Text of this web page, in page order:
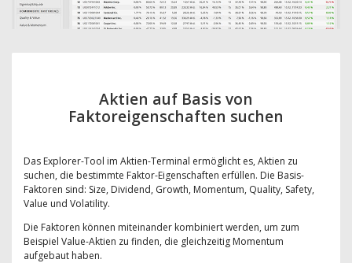
Aktien auf Basis von
Faktoreigenschaften suchen
Das Explorer-Tool im Aktien-Terminal ermöglicht es, Aktien zu
suchen, die bestimmte Faktor-Eigenschaften erfüllen. Die Basis-
Faktoren sind: Size, Dividend, Growth, Momentum, Quality, Safety,
Value und Volatility.
Die Faktoren können miteinander kombiniert werden, um zum
Beispiel Value-Aktien zu finden, die gleichzeitig Momentum
aufgebaut haben.